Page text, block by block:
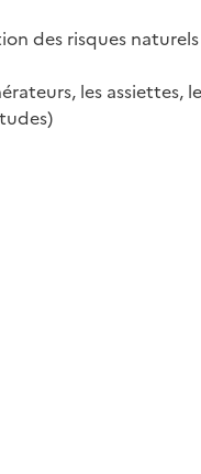
des risques
les assiettes,